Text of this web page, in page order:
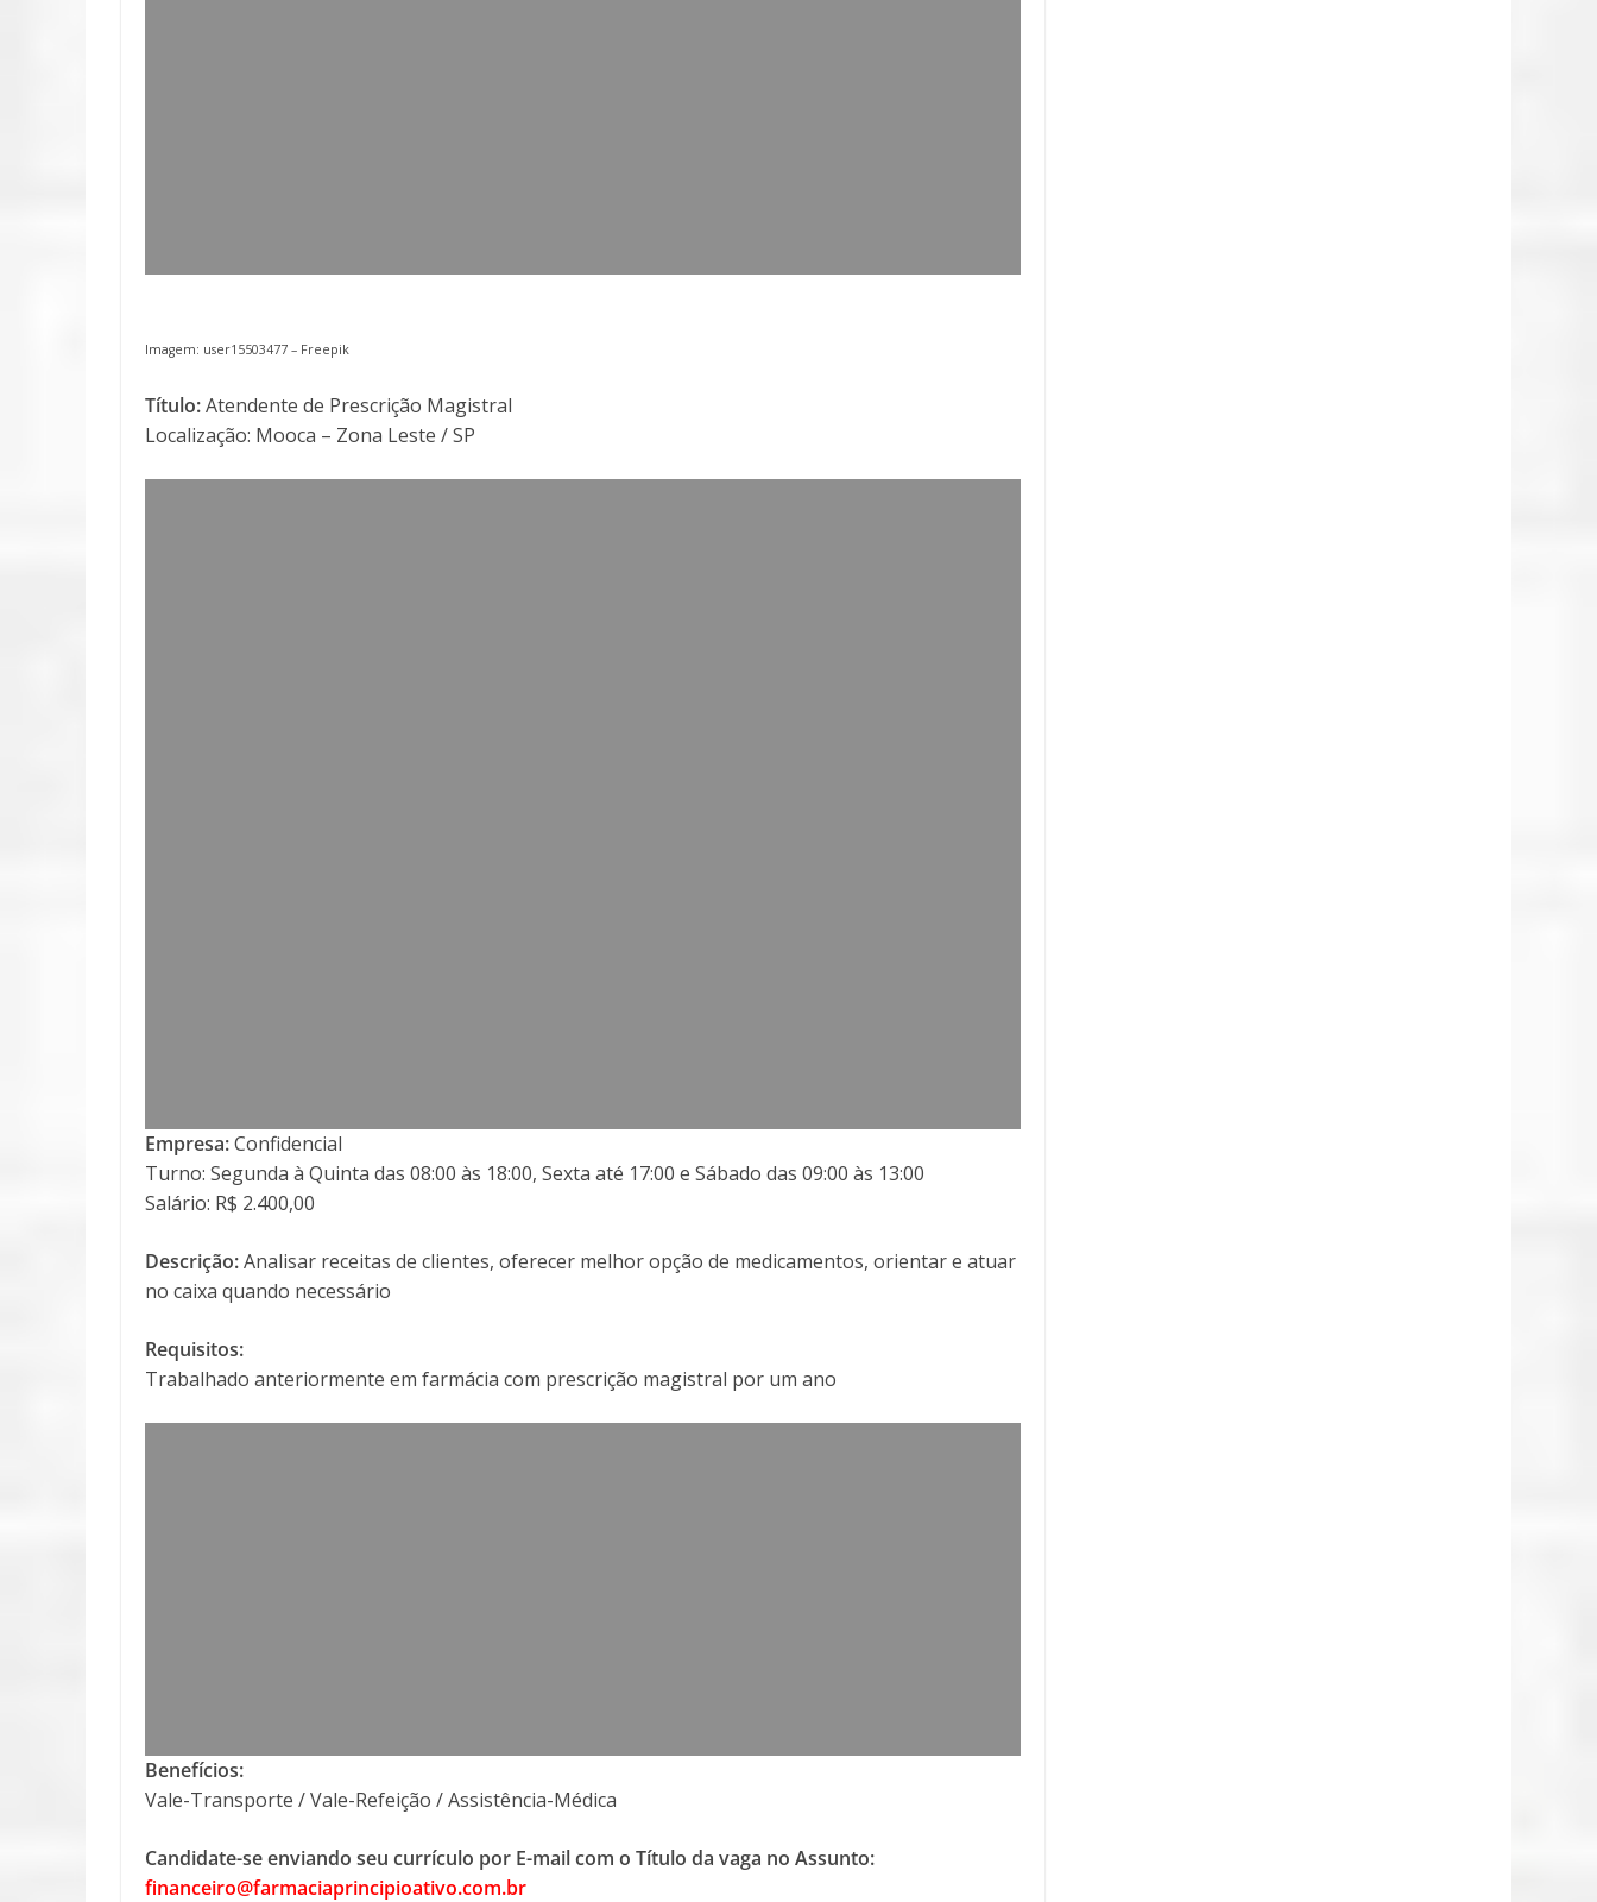
Imagem: user15503477 – Freepik
Título:Atendente de Prescrição Magistral
Localização: Mooca – Zona Leste / SP
Empresa:Confidencial
Turno: Segunda à Quinta das 08:00 às 18:00, Sexta até 17:00 e Sábado das 09:00 às 13:00
Salário: R$ 2.400,00
Descrição:Analisar receitas de clientes, oferecer melhor opção de medicamentos, orientar e atuar
no caixa quando necessário
Requisitos:
Trabalhado anteriormente em farmácia com prescrição magistral por um ano
Benefícios:
Vale-Transporte / Vale-Refeição / Assistência-Médica
Candidate-se enviando seu currículo por E-mail com o Título da vaga no Assunto:
financeiro@farmaciaprincipioativo.com.br